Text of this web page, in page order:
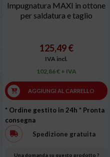
Impugnatura MAXI in ottone
per saldatura e taglio
125,49 €
IVA incl.
102,86 € + IVA
AGGIUNGI AL CARRELLO
* Ordine gestito in 24h * Pronta
consegna
Spedizione gratuita
Una domanda su questo prodotto ?